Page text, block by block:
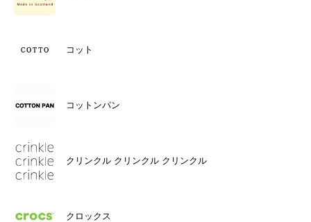
コット
コットンパン
クリンクル クリンクル クリンクル
クロックス